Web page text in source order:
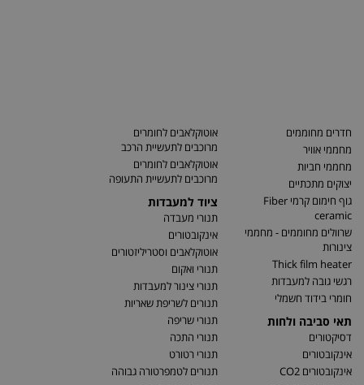
חדרים מחוממים
מחממי אוויר
מחממי חביות
יצוקים מתכתיים
גוף חימום קרמי Fiber
ceramic
שרוולים מחוממים - מחממי
צינורות
Thick film heater
רגשי גובה למעבדות
חומרי בידוד חשמלי
תאי סביבה ולחות
דסיקטורים
אינקובטורים
אינקובטורים CO2
אוטוקלאבים לחומרים
מרוכבים לתעשיית הרכב
אוטוקלאבים לחומרים
מרוכבים לתעשיית התעופה
ציוד למעבדות
תנורי מעבדה
אינקובטורים
אוטוקלאבים וסטריליזטורים
תנורי ואקום
תנורי צינור למעבדות
תנורים לשריפת שאריות
תנורי שריפה
תנורי התכה
תנורי רטורט
תנורים לטמפרטורה גבוהה